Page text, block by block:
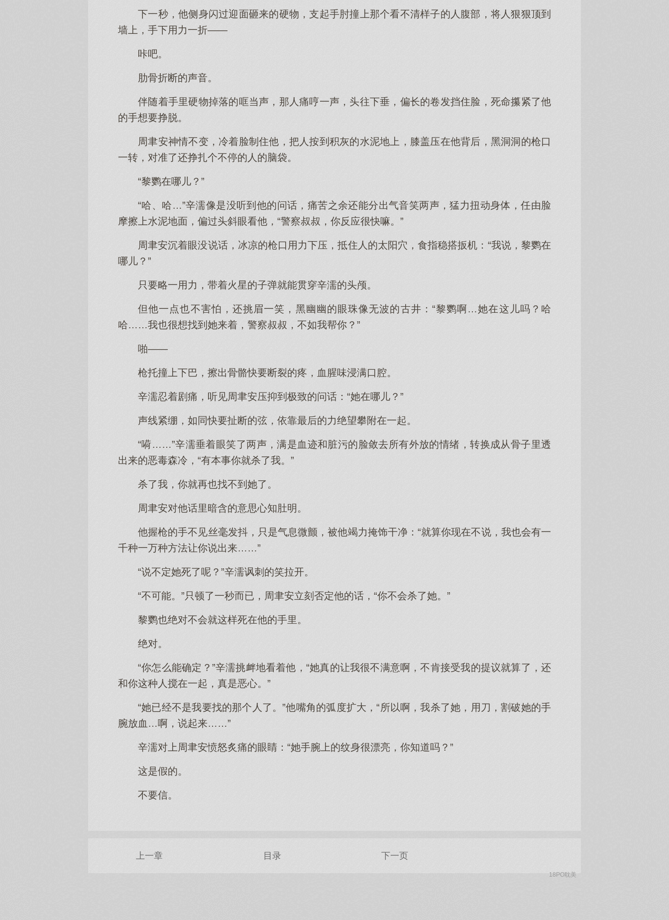
下一秒，他侧身闪过迎面砸来的硬物，支起手肘撞上那个看不清样子的人腹部，将人狠狠顶到
墙上，手下用力一折——
咔吧。
肋骨折断的声音。
伴随着手里硬物掉落的哐当声，那人痛哼一声，头往下垂，偏长的卷发挡住脸，死命攥紧了他
的手想要挣脱。
周聿安神情不变，冷着脸制住他，把人按到积灰的水泥地上，膝盖压在他背后，黑洞洞的枪口
一转，对准了还挣扎个不停的人的脑袋。
“黎鹦在哪儿？”
“哈、哈…”辛濡像是没听到他的问话，痛苦之余还能分出气音笑两声，猛力扭动身体，任由脸
摩擦上水泥地面，偏过头斜眼看他，“警察叔叔，你反应很快嘛。”
周聿安沉着眼没说话，冰凉的枪口用力下压，抵住人的太阳穴，食指稳搭扳机：“我说，黎鹦在
哪儿？”
只要略一用力，带着火星的子弹就能贯穿辛濡的头颅。
但他一点也不害怕，还挑眉一笑，黑幽幽的眼珠像无波的古井：“黎鹦啊…她在这儿吗？哈
哈……我也很想找到她来着，警察叔叔，不如我帮你？”
啪——
枪托撞上下巴，擦出骨骼快要断裂的疼，血腥味浸满口腔。
辛濡忍着剧痛，听见周聿安压抑到极致的问话：“她在哪儿？”
声线紧绷，如同快要扯断的弦，依靠最后的力绝望攀附在一起。
“嗬……”辛濡垂着眼笑了两声，满是血迹和脏污的脸敛去所有外放的情绪，转换成从骨子里透
出来的恶毒森冷，“有本事你就杀了我。”
杀了我，你就再也找不到她了。
周聿安对他话里暗含的意思心知肚明。
他握枪的手不见丝毫发抖，只是气息微颤，被他竭力掩饰干净：“就算你现在不说，我也会有一
千种一万种方法让你说出来……”
“说不定她死了呢？”辛濡讽刺的笑拉开。
“不可能。”只顿了一秒而已，周聿安立刻否定他的话，“你不会杀了她。”
黎鹦也绝对不会就这样死在他的手里。
绝对。
“你怎么能确定？”辛濡挑衅地看着他，“她真的让我很不满意啊，不肯接受我的提议就算了，还
和你这种人搅在一起，真是恶心。”
“她已经不是我要找的那个人了。”他嘴角的弧度扩大，“所以啊，我杀了她，用刀，割破她的手
腕放血…啊，说起来……”
辛濡对上周聿安愤怒炙痛的眼睛：“她手腕上的纹身很漂亮，你知道吗？”
这是假的。
不要信。
上一章 目录 下一页
18PO耽美